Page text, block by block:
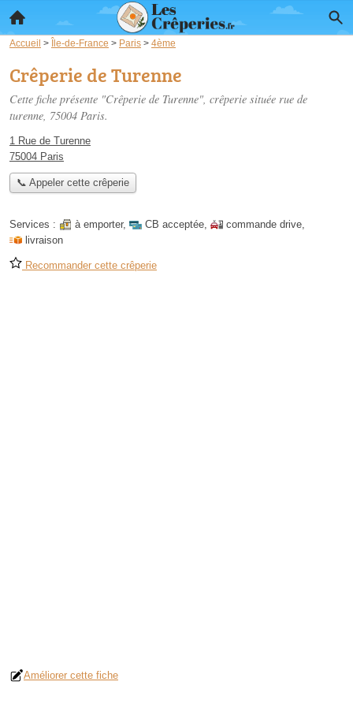
Accueil > Île-de-France > Paris > 4ème
Crêperie de Turenne
Cette fiche présente "Crêperie de Turenne", crêperie située rue de
turenne, 75004 Paris.
1 Rue de Turenne
75004 Paris
📞 Appeler cette crêperie
Services : à emporter, CB acceptée, commande drive,
livraison
Recommander cette crêperie
Améliorer cette fiche